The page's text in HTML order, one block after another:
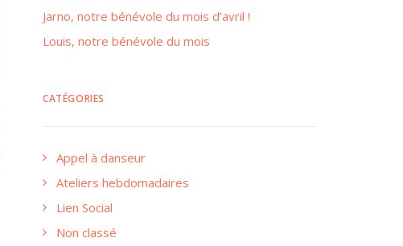
Jarno, notre bénévole du mois d’avril !
Louis, notre bénévole du mois
CATÉGORIES
Appel à danseur
Ateliers hebdomadaires
Lien Social
Non classé